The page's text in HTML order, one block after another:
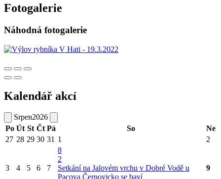
Fotogalerie
Náhodná fotogalerie
Kalendář akcí
Srpen2026
Po Út St Čt Pá So
Ne
27 28 29 30 31 1 2
3 4 5 6 7
8
2
Setkání na Jalovém vrchu v Dobré Vodě u
Pacova Černovicko se baví
9